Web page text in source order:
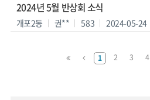
2024년 5월 반상회 소식
개포2동 권** 583 2024-05-24
맨
이
1 2 3 4